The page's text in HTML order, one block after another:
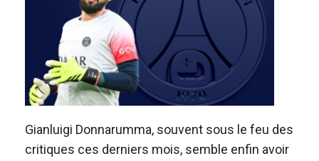
Gianluigi Donnarumma, souvent sous le feu des
critiques ces derniers mois, semble enfin avoir